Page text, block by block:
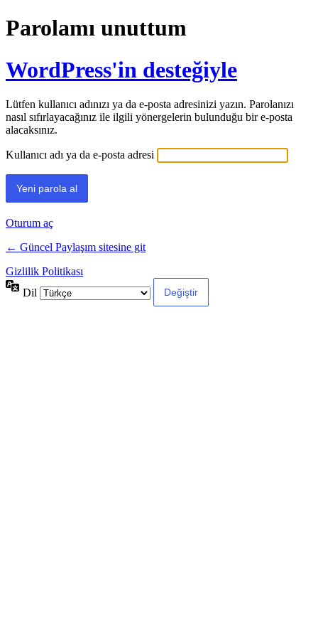
Parolamı unuttum
WordPress'in desteğiyle
Lütfen kullanıcı adınızı ya da e-posta adresinizi yazın. Parolanızı
nasıl sıfırlayacağınız ile ilgili yönergelerin bulunduğu bir e-posta
alacaksınız.
Kullanıcı adı ya da e-posta adresi
Oturum aç
← Güncel Paylaşım sitesine git
Gizlilik Politikası
Dil